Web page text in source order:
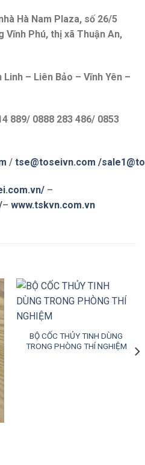
Hà Nam Plaza, số 26/5
Vĩnh Phú, thị xã Thuận An,
Linh – Liên Bảo – Vĩnh Yên –
889/ 0888 283 486/ 0853
/ tse@toseivn.com /
–
– www.tskvn.com.vn
BỘ CỐC THỦY TINH DÙNG
TRONG PHÒNG THÍ NGHIỆM